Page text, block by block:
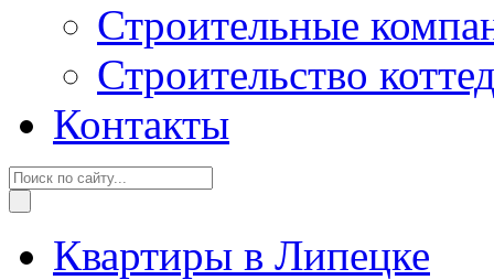
Строительные
Строительство
Контакты
Квартиры в Липецке